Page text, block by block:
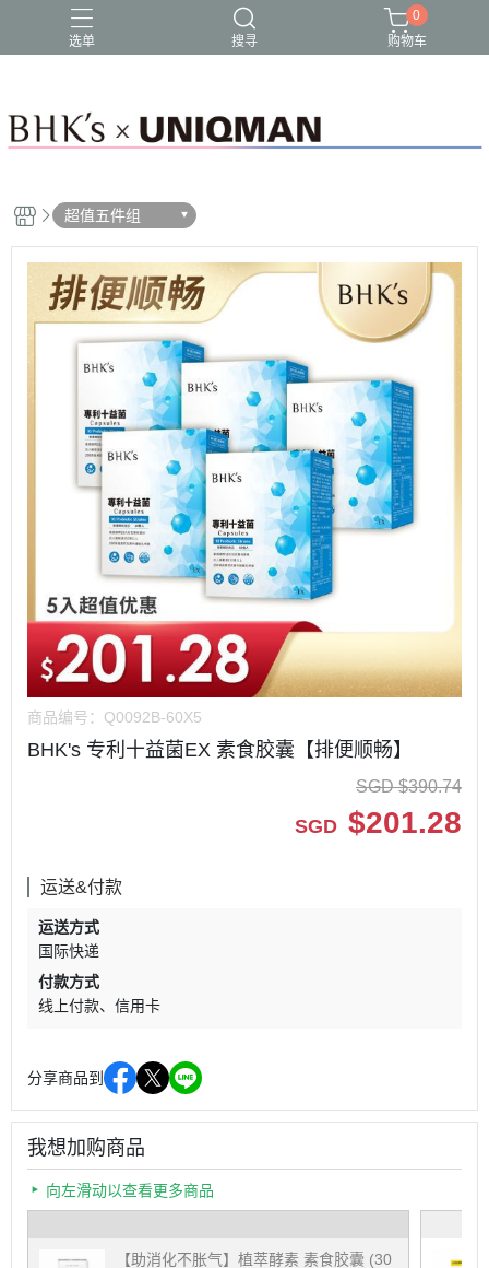
选单 搜寻
0
购物车
超值五件组
商品编号： Q0092B-60X5
BHK's 专利十益菌EX 素食胶囊【排便顺畅】
SGD $390.74
SGD $201.28
运送&付款
运送方式
国际快递
付款方式
线上付款
信用卡
分享商品到
我想加购商品
向左滑动以查看更多商品
【助消化不胀气】植萃酵素 素食胶囊 (30